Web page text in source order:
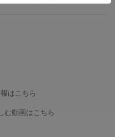
はこちら
む動画はこちら